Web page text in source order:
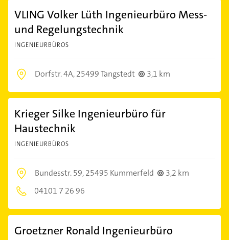
VLING Volker Lüth Ingenieurbüro Mess-
und Regelungstechnik
INGENIEURBÜROS
Dorfstr. 4A,25499 Tangstedt 3,1 km
Krieger Silke Ingenieurbüro für
Haustechnik
INGENIEURBÜROS
Bundesstr. 59,25495 Kummerfeld
3,2 km
04101 7 26 96
Groetzner Ronald Ingenieurbüro